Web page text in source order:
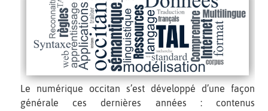
Le numérique occitan s’est développé d’une façon
générale ces dernières années : contenus